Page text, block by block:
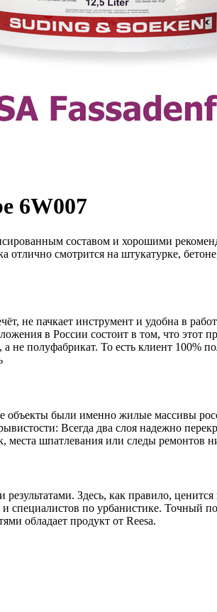
6W007
составом и хорошими
отлично смотрится на штукатурке,
не пачкает инструмент и удобна в
в России состоит в том, что этот
полуфабрикат. То есть клиент 100%
были именно жилые массивы
Всегда два слоя надежно
шпатлевания или следы ремонтов
Здесь, как правило,
по урбанистике. Точный
обладает продукт от Reesa.